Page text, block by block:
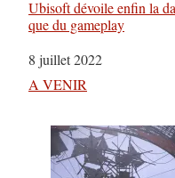
Ubisoft dévoile enfin la
que du gameplay
Date
8 juillet 2022
Par rapport à
A VENIR